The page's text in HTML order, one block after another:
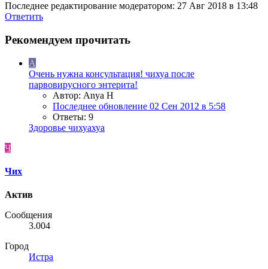
Последнее редактирование модератором: 27 Авг 2018 в 13:48
Ответить
Рекомендуем прочитать
A
Очень нужна консультация! чихуа после
парвовирусного энтерита!
Автор: Anya H
Последнее обновление 02 Сен 2012 в 5:58
Ответы: 9
Здоровье чихуахуа
Ч
Чих
Актив
Сообщения
3.004
Город
Истра